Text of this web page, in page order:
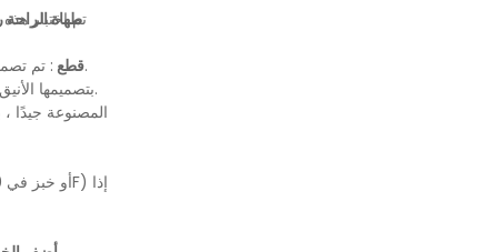
طهاة
مجموعة Raclette Pro 4 قطع: تم تصميم هذه المجموعة الاحترافية للمتانة والتنوع. إنها مثالية للتجمعات الأكبر أو لأولئك الذين يريدون جهازًا عالي الجودة لسنوات قادمة.
: بتصميمها الأنيق ومقبضها المريح ، تعد هذه المجموعة خيارًا رائعًا لأولئك الذين يريدون تطورًا حديثًا على طبق كلاسيكي.
تم اختبار